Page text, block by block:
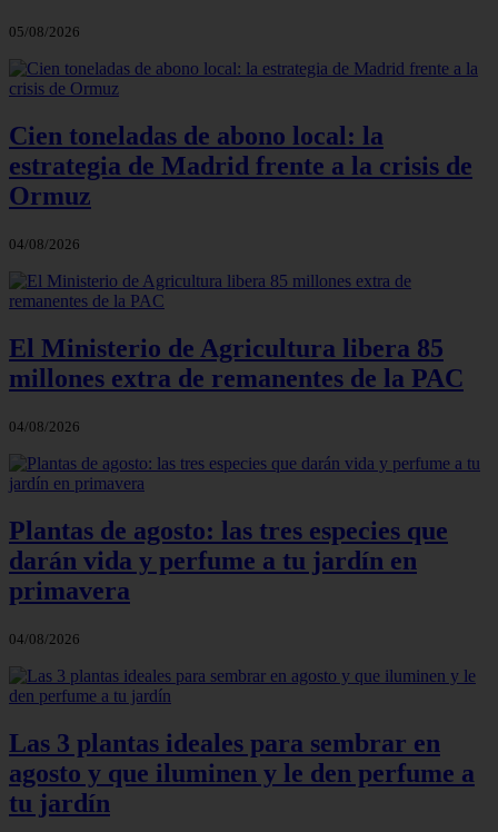
05/08/2026
Cien toneladas de abono local: la
estrategia de Madrid frente a la crisis de
Ormuz
04/08/2026
El Ministerio de Agricultura libera 85
millones extra de remanentes de la PAC
04/08/2026
Plantas de agosto: las tres especies que
darán vida y perfume a tu jardín en
primavera
04/08/2026
Las 3 plantas ideales para sembrar en
agosto y que iluminen y le den perfume a
tu jardín